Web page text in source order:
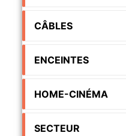
CÂBLES
ENCEINTES
HOME-CINÉMA
SECTEUR